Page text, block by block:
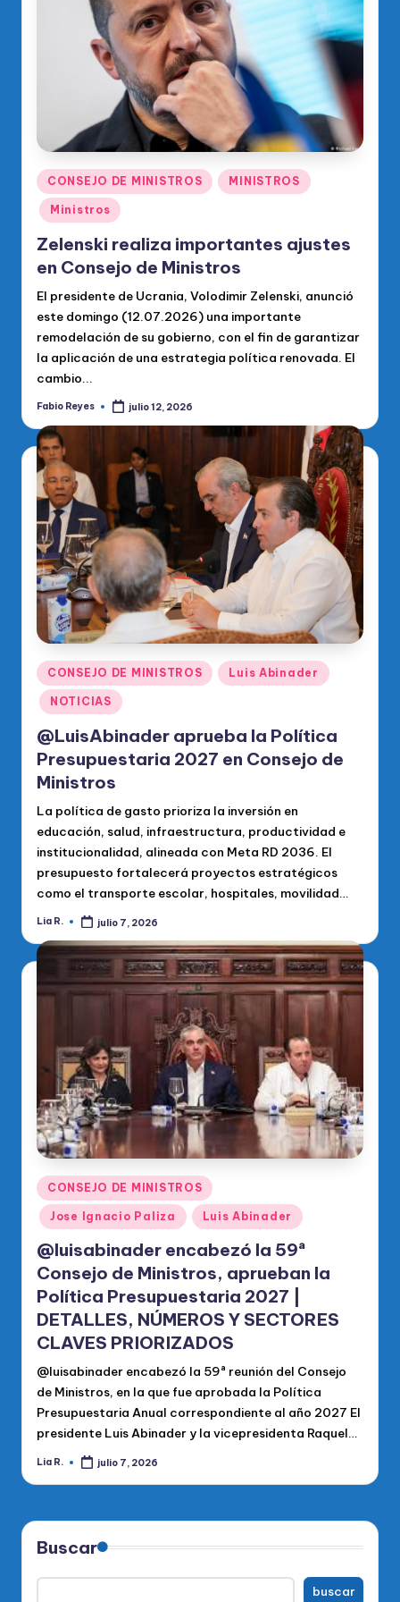
fi
ci
al
d
el
P
R
M
Publicado
en
CONSEJO DE MINISTROS MINISTROS
Ministros
Zelenski realiza importantes ajustes
en Consejo de Ministros
El presidente de Ucrania, Volodimir Zelenski, anunció
este domingo (12.07.2026) una importante
remodelación de su gobierno, con el fin de garantizar
la aplicación de una estrategia política renovada. El
cambio...
Publicado
Fabio Reyes julio 12, 2026
Publicado
en
CONSEJO DE MINISTROS Luis Abinader
NOTICIAS
@LuisAbinader aprueba la Política
Presupuestaria 2027 en Consejo de
Ministros
La política de gasto prioriza la inversión en
educación, salud, infraestructura, productividad e
institucionalidad, alineada con Meta RD 2036. El
presupuesto fortalecerá proyectos estratégicos
como el transporte escolar, hospitales, movilidad…
Publicado
Lia R. julio 7, 2026
Publicado
en
CONSEJO DE MINISTROS
Jose Ignacio Paliza Luis Abinader
@luisabinader encabezó la 59ª
Consejo de Ministros, aprueban la
Política Presupuestaria 2027 |
DETALLES, NÚMEROS Y SECTORES
CLAVES PRIORIZADOS
@luisabinader encabezó la 59ª reunión del Consejo
de Ministros, en la que fue aprobada la Política
Presupuestaria Anual correspondiente al año 2027 El
presidente Luis Abinader y la vicepresidenta Raquel…
Publicado
Lia R. julio 7, 2026
Buscar
buscar